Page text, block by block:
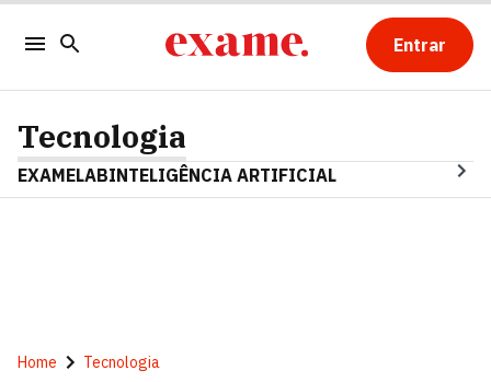
Entrar
Tecnologia
EXAMELABINTELIGÊNCIA ARTIFICIAL
Home Tecnologia